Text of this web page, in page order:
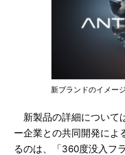
新ブランドのイメー
新製品の詳細について
ー企業との共同開発に
るのは、「360度没入フ